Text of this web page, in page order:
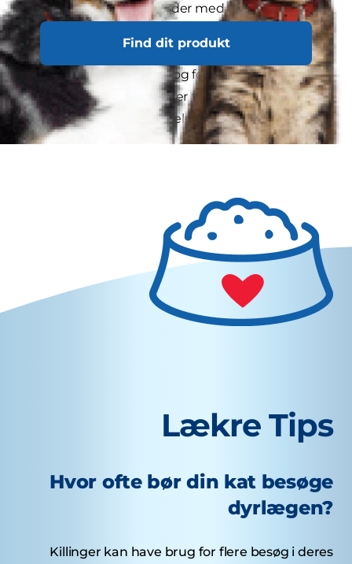
Find dit produkt
kattekillings tidligere foder med stigende
mængder af det nye foder, indtil der kun fodres
med Science Plan. Derefter vil hun helt og fuldt
kunne nyde smagen af og fordelene ved den
enestående ernæring, der tilbydes af Science
Plan Kitten Healthy Development.
Lækre Tips
Hvor ofte bør din kat besøge
dyrlægen?
Killinger kan have brug for flere besøg i deres